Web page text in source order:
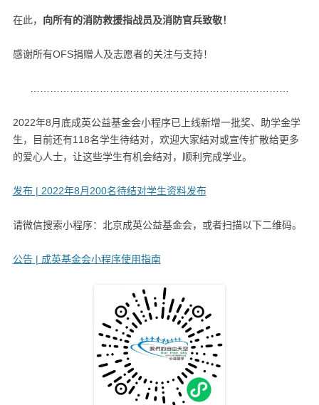
在此， 向所有的消防救援指战员及消防官兵致敬！
感谢所有OFS捐赠人及志愿者的关注与支持！
2022年8月底成英公益基金会小程序已上线新增一批奖、助学金学
生，目前还有118名学生待结对，欢迎大家结对或宣传扩散给更多
的爱心人士，让这些学生有机会结对，顺利完成学业。
发布 | 2022年8月200名待结对学生资料发布
请微信搜索小程序：北京成英公益基金会，或者扫描以下二维码。
公告 | 成英基金会小程序使用指南